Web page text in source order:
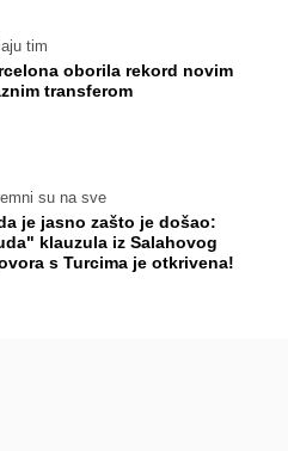
tim
oborila rekord novim
transferom
su na sve
je jasno zašto je došao:
klauzula iz Salahovog
s Turcima je otkrivena!